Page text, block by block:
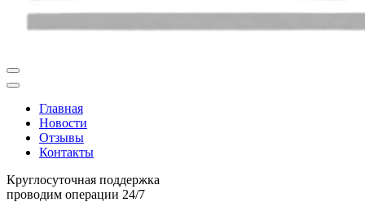
Главная
Новости
Отзывы
Контакты
Круглосуточная поддержка
проводим операции 24/7